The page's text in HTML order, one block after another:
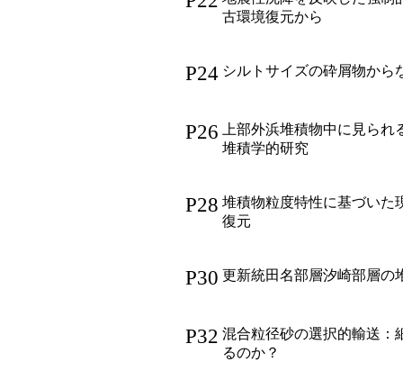
古環境復元から
P24 シルトサイズの砕屑物から
P26 上部外浜堆積物中に見られ
堆積学的研究
P28 堆積物粒度特性に基づいた
復元
P30 更新統田名部層汐崎部層の
P32 混合粒径砂の選択的輸送：
るのか？